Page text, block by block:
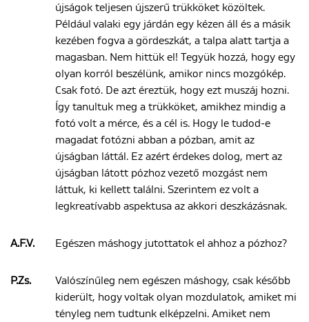
újságok teljesen újszerű trükköket közöltek.
Például valaki egy járdán egy kézen áll és a másik
kezében fogva a gördeszkát, a talpa alatt tartja a
magasban. Nem hittük el! Tegyük hozzá, hogy egy
olyan korról beszélünk, amikor nincs mozgókép.
Csak fotó. De azt éreztük, hogy ezt muszáj hozni.
Így tanultuk meg a trükköket, amikhez mindig a
fotó volt a mérce, és a cél is. Hogy le tudod-e
magadat fotózni abban a pózban, amit az
újságban láttál. Ez azért érdekes dolog, mert az
újságban látott pózhoz vezető mozgást nem
láttuk, ki kellett találni. Szerintem ez volt a
legkreatívabb aspektusa az akkori deszkázásnak.
A.F.V. Egészen máshogy jutottatok el ahhoz a pózhoz?
P.Zs.
Valószínűleg nem egészen máshogy, csak később
kiderült, hogy voltak olyan mozdulatok, amiket mi
tényleg nem tudtunk elképzelni. Amiket nem